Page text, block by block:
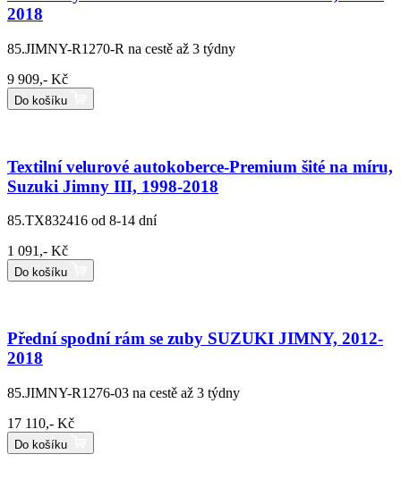
2018
85.JIMNY-R1270-R na cestě až 3 týdny
9 909,- Kč
Do košíku
Textilní velurové autokoberce-Premium šité na míru,
Suzuki Jimny III, 1998-2018
85.TX832416 od 8-14 dní
1 091,- Kč
Do košíku
Přední spodní rám se zuby SUZUKI JIMNY, 2012-
2018
85.JIMNY-R1276-03 na cestě až 3 týdny
17 110,- Kč
Do košíku